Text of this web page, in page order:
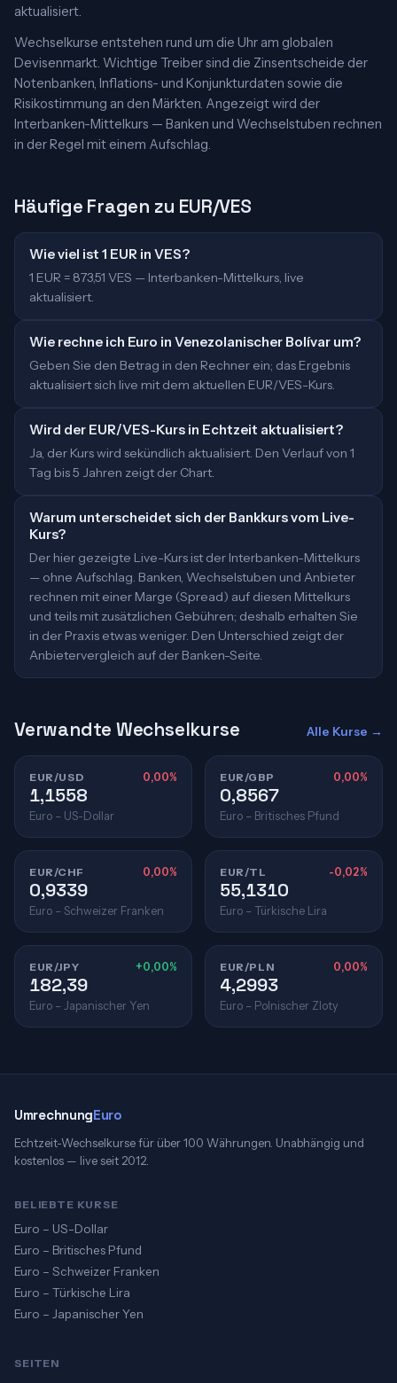
aktualisiert.
Wechselkurse entstehen rund um die Uhr am globalen
Devisenmarkt. Wichtige Treiber sind die Zinsentscheide der
Notenbanken, Inflations- und Konjunkturdaten sowie die
Risikostimmung an den Märkten. Angezeigt wird der
Interbanken-Mittelkurs — Banken und Wechselstuben rechnen
in der Regel mit einem Aufschlag.
Häufige Fragen zu EUR/VES
Wie viel ist 1 EUR in VES?
1 EUR = 873,51 VES — Interbanken-Mittelkurs, live
aktualisiert.
Wie rechne ich Euro in Venezolanischer Bolívar um?
Geben Sie den Betrag in den Rechner ein; das Ergebnis
aktualisiert sich live mit dem aktuellen EUR/VES-Kurs.
Wird der EUR/VES-Kurs in Echtzeit aktualisiert?
Ja, der Kurs wird sekündlich aktualisiert. Den Verlauf von 1
Tag bis 5 Jahren zeigt der Chart.
Warum unterscheidet sich der Bankkurs vom Live-
Kurs?
Der hier gezeigte Live-Kurs ist der Interbanken-Mittelkurs
— ohne Aufschlag. Banken, Wechselstuben und Anbieter
rechnen mit einer Marge (Spread) auf diesen Mittelkurs
und teils mit zusätzlichen Gebühren; deshalb erhalten Sie
in der Praxis etwas weniger. Den Unterschied zeigt der
Anbietervergleich auf der Banken-Seite.
Verwandte Wechselkurse Alle Kurse →
EUR/USD 0,00%
1,1558
Euro – US-Dollar
EUR/GBP 0,00%
0,8567
Euro – Britisches Pfund
EUR/CHF 0,00%
0,9339
Euro – Schweizer Franken
EUR/TL -0,02%
55,1310
Euro – Türkische Lira
EUR/JPY +0,00%
182,39
Euro – Japanischer Yen
EUR/PLN 0,00%
4,2993
Euro – Polnischer Zloty
UmrechnungEuro
Echtzeit-Wechselkurse für über 100 Währungen. Unabhängig und
kostenlos — live seit 2012.
BELIEBTE KURSE
Euro – US-Dollar
Euro – Britisches Pfund
Euro – Schweizer Franken
Euro – Türkische Lira
Euro – Japanischer Yen
SEITEN